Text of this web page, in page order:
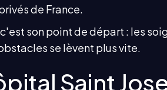
de France.
son point de départ : les
se lèvent plus vite.
Saint